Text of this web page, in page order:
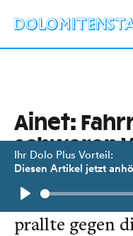
Ihr Dolo Plus Vorteil:
Diesen Artikel jetzt
Play
Ainet:
schweren
Ein 61-
prallte gegen